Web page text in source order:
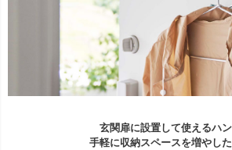
玄関扉に設置して使えるハ
手軽に収納スペースを増やし